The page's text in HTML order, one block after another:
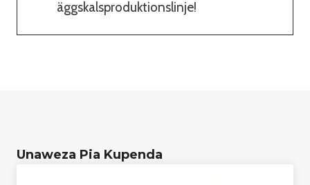
äggskalsproduktionslinje!
Unaweza Pia Kupenda